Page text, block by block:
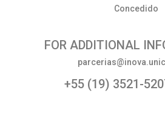
Concedido
FOR ADDITIONAL
+55 (19) 3521-